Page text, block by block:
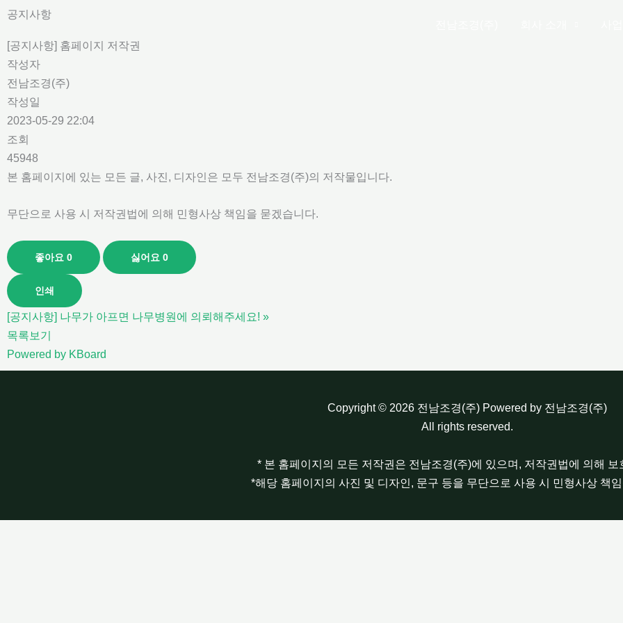
콘
로
건
너
뛰
기
공지사항
[공지사항] 홈페이지 저작권
작성자
전남조경(주)
작성일
2023-05-29 22:04
조회
45948
본 홈페이지에 있는 모든 글, 사진, 디자인은 모두 전남조경(주)의 저작물입니다.
무단으로 사용 시 저작권법에 의해 민형사상 책임을 묻겠습니다.
좋아요 0 싫어요 0
인쇄
[공지사항] 나무가 아프면 나무병원에 의뢰해주세요! »
목록보기
Powered by KBoard
Copyright © 2026 전남조경(주) Powered by 전남조경(주)
All rights reserved.
* 본 홈페이지의 모든 저작권은 전남조경(주)에 있으며, 저작권법에 의해 보
*해당 홈페이지의 사진 및 디자인, 문구 등을 무단으로 사용 시 민형사상 책